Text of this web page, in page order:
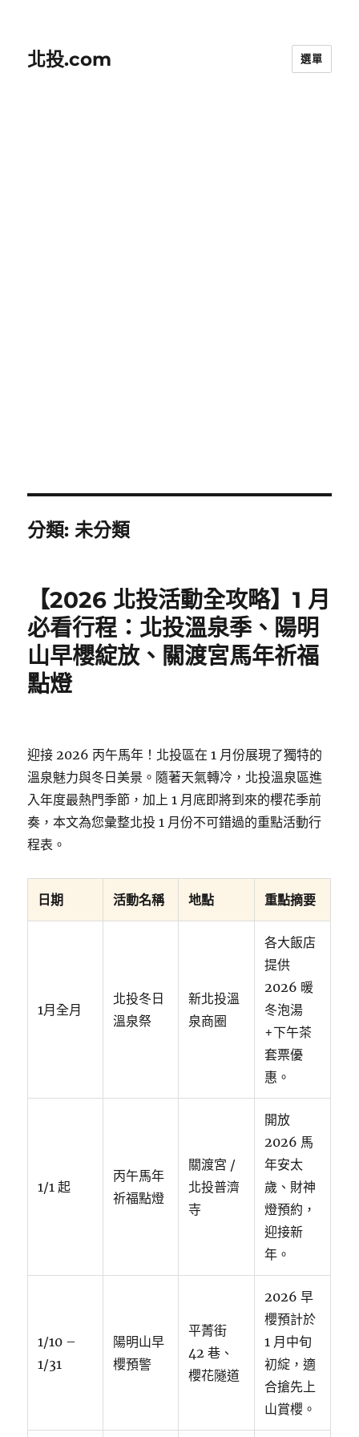
北投.com 選單
分類:未分類
【2026 北投活動全攻略】1 月
必看行程：北投溫泉季、陽明
山早櫻綻放、關渡宮馬年祈福
點燈
迎接 2026 丙午馬年！北投區在 1 月份展現了獨特的
溫泉魅力與冬日美景。隨著天氣轉冷，北投溫泉區進
入年度最熱門季節，加上 1 月底即將到來的櫻花季前
奏，本文為您彙整北投 1 月份不可錯過的重點活動行
程表。
日期 活動名稱 地點 重點摘要
1月全月
北投冬日
溫泉祭
新北投溫
泉商圈
各大飯店
提供
2026 暖
冬泡湯
+下午茶
套票優
惠。
1/1 起
丙午馬年
祈福點燈
關渡宮 /
北投普濟
寺
開放
2026 馬
年安太
歲、財神
燈預約，
迎接新
年。
1/10 –
1/31
陽明山早
櫻預警
平菁街
42 巷、
櫻花隧道
2026 早
櫻預計於
1 月中旬
初綻，適
合搶先上
山賞櫻。